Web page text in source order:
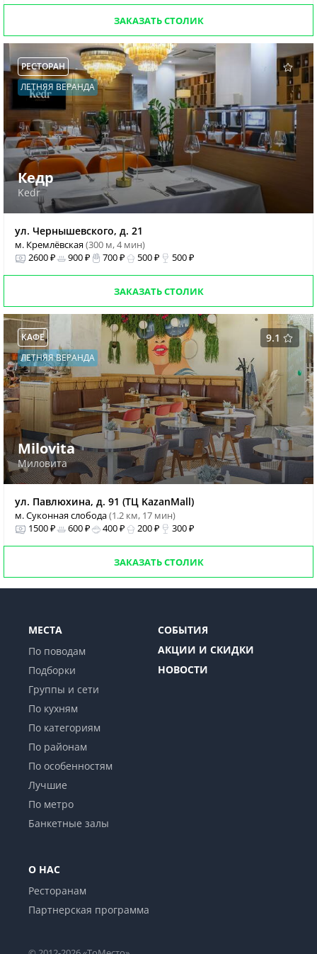
ЗАКАЗАТЬ СТОЛИК
РЕСТОРАН
ЛЕТНЯЯ ВЕРАНДА
Кедр
Kedr
ул. Чернышевского, д. 21
м. Кремлёвская(300 м, 4 мин)
2600 ₽
900 ₽ 700 ₽ 500 ₽ 500 ₽
ЗАКАЗАТЬ СТОЛИК
9.1
КАФЕ
ЛЕТНЯЯ ВЕРАНДА
Milovita
Миловита
ул. Павлюхина, д. 91 (ТЦ KazanMall)
м. Суконная слобода(1.2 км, 17 мин)
1500 ₽
600 ₽ 400 ₽ 200 ₽ 300 ₽
ЗАКАЗАТЬ СТОЛИК
МЕСТА
По поводам
Подборки
Группы и сети
По кухням
По категориям
По районам
По особенностям
Лучшие
По метро
Банкетные залы
СОБЫТИЯ
АКЦИИ И СКИДКИ
НОВОСТИ
О НАС
Ресторанам
Партнерская программа